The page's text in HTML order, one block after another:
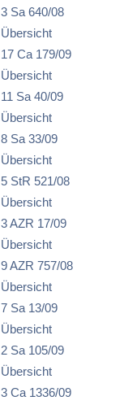
3 Sa 640/08
Übersicht
17 Ca 179/09
Übersicht
11 Sa 40/09
Übersicht
8 Sa 33/09
Übersicht
5 StR 521/08
Übersicht
3 AZR 17/09
Übersicht
9 AZR 757/08
Übersicht
7 Sa 13/09
Übersicht
2 Sa 105/09
Übersicht
3 Ca 1336/09